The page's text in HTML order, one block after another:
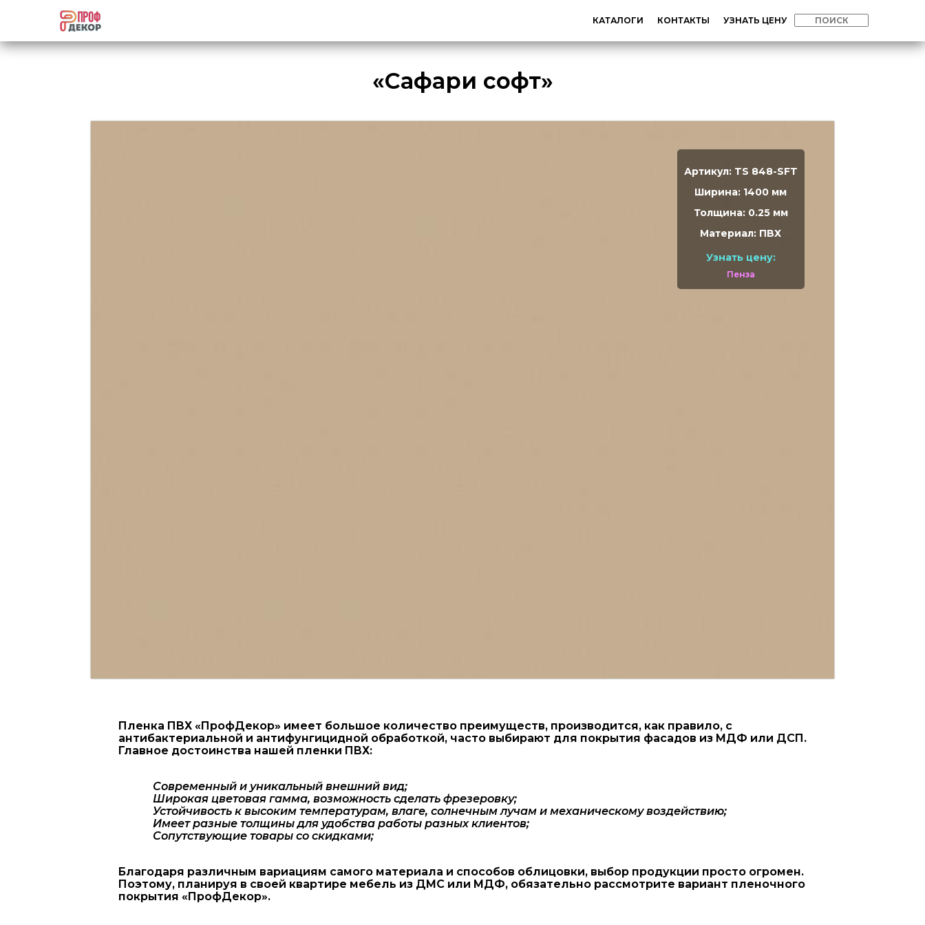
КАТАЛОГИ КОНТАКТЫ УЗНАТЬ ЦЕНУ
«Сафари софт»
Артикул: TS 848-SFT
Ширина: 1400 мм
Толщина: 0.25 мм
Материал: ПВХ
Узнать цену:
Пенза
Пленка ПВХ «ПрофДекор» имеет большое количество преимуществ, производится, как правило, с
антибактериальной и антифунгицидной обработкой, часто выбирают для покрытия фасадов из МДФ или ДСП.
Главное достоинства нашей пленки ПВХ:
Современный и уникальный внешний вид;
Широкая цветовая гамма, возможность сделать фрезеровку;
Устойчивость к высоким температурам, влаге, солнечным лучам и механическому воздействию;
Имеет разные толщины для удобства работы разных клиентов;
Сопутствующие товары со скидками;
Благодаря различным вариациям самого материала и способов облицовки, выбор продукции просто огромен.
Поэтому, планируя в своей квартире мебель из ДМС или МДФ, обязательно рассмотрите вариант пленочного
покрытия «ПрофДекор».